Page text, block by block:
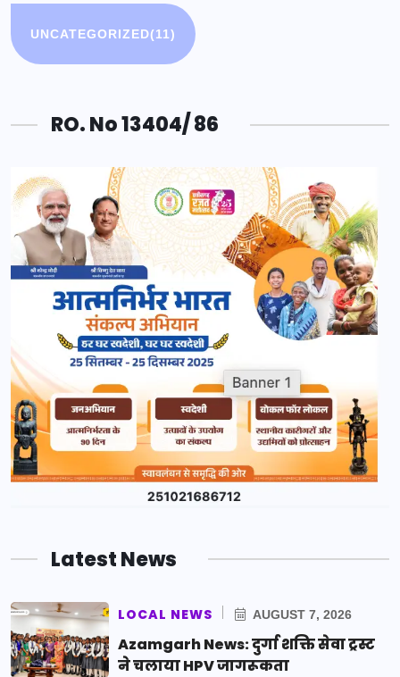
UNCATEGORIZED(11)
RO. No 13404/ 86
Latest News
LOCAL NEWS AUGUST 7, 2026
Azamgarh News: दुर्गा शक्ति सेवा ट्रस्ट
ने चलाया HPV जागरूकता